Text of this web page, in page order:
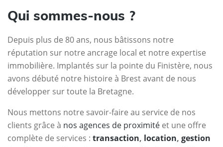
Qui sommes-nous ?
Depuis plus de 80 ans, nous bâtissons notre
réputation sur notre ancrage local et notre expertise
immobilière. Implantés sur la pointe du Finistère, nous
avons débuté notre histoire à Brest avant de nous
développer sur toute la Bretagne.
Nous mettons notre savoir-faire au service de nos
clients grâce à nos agences de proximité et une offre
complète de services : transaction, location, gestion